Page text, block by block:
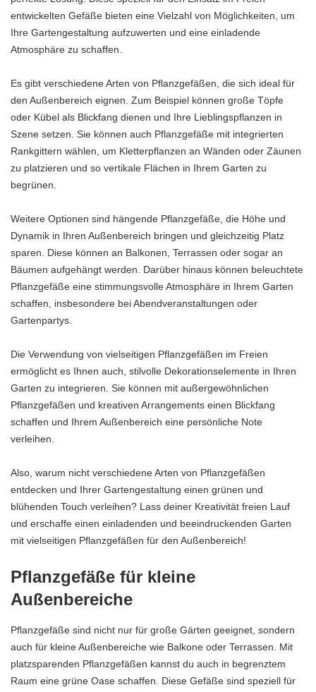
entwickelten Gefäße bieten eine Vielzahl von Möglichkeiten, um
Ihre Gartengestaltung aufzuwerten und eine einladende
Atmosphäre zu schaffen.
Es gibt verschiedene Arten von Pflanzgefäßen, die sich ideal für
den Außenbereich eignen. Zum Beispiel können große Töpfe
oder Kübel als Blickfang dienen und Ihre Lieblingspflanzen in
Szene setzen. Sie können auch Pflanzgefäße mit integrierten
Rankgittern wählen, um Kletterpflanzen an Wänden oder Zäunen
zu platzieren und so vertikale Flächen in Ihrem Garten zu
begrünen.
Weitere Optionen sind hängende Pflanzgefäße, die Höhe und
Dynamik in Ihren Außenbereich bringen und gleichzeitig Platz
sparen. Diese können an Balkonen, Terrassen oder sogar an
Bäumen aufgehängt werden. Darüber hinaus können beleuchtete
Pflanzgefäße eine stimmungsvolle Atmosphäre in Ihrem Garten
schaffen, insbesondere bei Abendveranstaltungen oder
Gartenpartys.
Die Verwendung von vielseitigen Pflanzgefäßen im Freien
ermöglicht es Ihnen auch, stilvolle Dekorationselemente in Ihren
Garten zu integrieren. Sie können mit außergewöhnlichen
Pflanzgefäßen und kreativen Arrangements einen Blickfang
schaffen und Ihrem Außenbereich eine persönliche Note
verleihen.
Also, warum nicht verschiedene Arten von Pflanzgefäßen
entdecken und Ihrer Gartengestaltung einen grünen und
blühenden Touch verleihen? Lass deiner Kreativität freien Lauf
und erschaffe einen einladenden und beeindruckenden Garten
mit vielseitigen Pflanzgefäßen für den Außenbereich!
Pflanzgefäße für kleine
Außenbereiche
Pflanzgefäße sind nicht nur für große Gärten geeignet, sondern
auch für kleine Außenbereiche wie Balkone oder Terrassen. Mit
platzsparenden Pflanzgefäßen kannst du auch in begrenztem
Raum eine grüne Oase schaffen. Diese Gefäße sind speziell für